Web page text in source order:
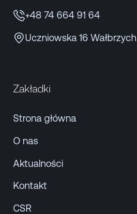
+48 74 664 91 64
Uczniowska 16 Wałbrzych
Zakładki
Strona główna
O nas
Aktualności
Kontakt
CSR